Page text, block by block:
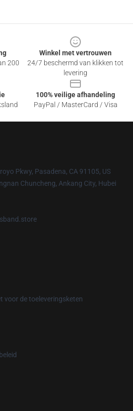
200
Winkel met vertrouwen
24/7 beschermd van klikken tot
levering
100% veilige afhandeling
PayPal / MasterCard / Visa
Pkwy, Pasadena, CA 91105, US
Chuncheng, Ankang City, Hubei
voor de toeleveringsketen